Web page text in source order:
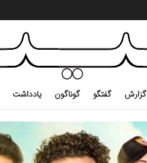
گزارش گفتگو گوناگون یادداشت